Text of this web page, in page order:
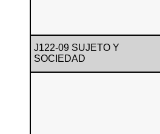
J122-09 SUJETO Y
SOCIEDAD